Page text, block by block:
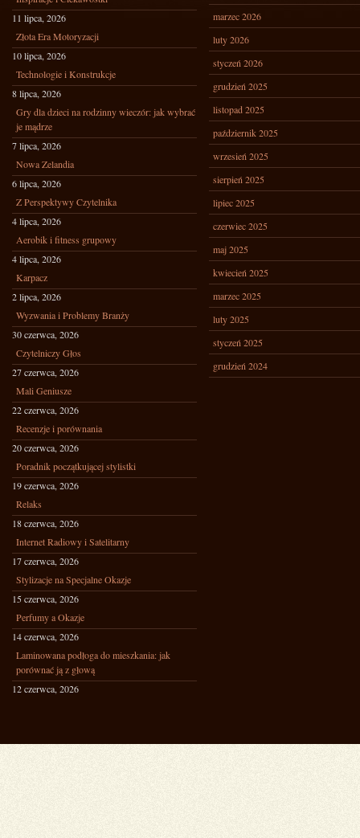
11 lipca, 2026
Złota Era Motoryzacji
10 lipca, 2026
Technologie i Konstrukcje
8 lipca, 2026
Gry dla dzieci na rodzinny wieczór: jak wybrać
je mądrze
7 lipca, 2026
Nowa Zelandia
6 lipca, 2026
Z Perspektywy Czytelnika
4 lipca, 2026
Aerobik i fitness grupowy
4 lipca, 2026
Karpacz
2 lipca, 2026
Wyzwania i Problemy Branży
30 czerwca, 2026
Czytelniczy Głos
27 czerwca, 2026
Mali Geniusze
22 czerwca, 2026
Recenzje i porównania
20 czerwca, 2026
Poradnik początkującej stylistki
19 czerwca, 2026
Relaks
18 czerwca, 2026
Internet Radiowy i Satelitarny
17 czerwca, 2026
Stylizacje na Specjalne Okazje
15 czerwca, 2026
Perfumy a Okazje
14 czerwca, 2026
Laminowana podłoga do mieszkania: jak
porównać ją z głową
12 czerwca, 2026
marzec 2026
luty 2026
styczeń 2026
grudzień 2025
listopad 2025
październik 2025
wrzesień 2025
sierpień 2025
lipiec 2025
czerwiec 2025
maj 2025
kwiecień 2025
marzec 2025
luty 2025
styczeń 2025
grudzień 2024